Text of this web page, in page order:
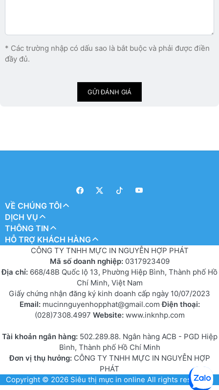
* Các trường nhập có dấu sao là bắt buộc và phải được điền
đầy đủ.
GỬI ĐÁNH GIÁ
VỀ CHÚNG TÔI
DỊCH VỤ
THÔNG TIN
HỖ TRỢ KHÁCH HÀNG
CÔNG TY TNHH MỰC IN NGUYỄN HỢP PHÁT
Mã số doanh nghiệp: 0317923409
Địa chỉ: 668/48B Quốc lộ 13, Phường Hiệp Bình, Thành phố Hồ
Chí Minh, Việt Nam
Giấy chứng nhận đăng ký kinh doanh cấp ngày 10/07/2023
Email: mucinnguyenhopphat@gmail.comĐiện thoại:
(028)7308.4997 Website: www.inknhp.com
Tài khoản ngân hàng: 502.289.88. Ngân hàng ACB - PGD Hiệp
Bình, Thành phố Hồ Chí Minh
Đơn vị thụ hưởng:CÔNG TY TNHH MỰC IN NGUYỄN HỢP
PHÁT
Copyright © 2026 Siêu thị mực in online All rights reserved.